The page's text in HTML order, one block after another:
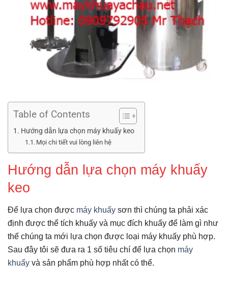
Table of Contents
Hướng dẫn lựa chọn máy khuấy keo
Mọi chi tiết vui lòng liên hệ
Hướng dẫn lựa chọn máy khuấy
keo
Để lựa chọn được máy khuấy sơn thì chúng ta phải xác
định được thể tích khuấy và mục đích khuấy để làm gì như
thế chúng ta mới lựa chọn được loại máy khuấy phù hợp.
Sau đây tôi sẽ đưa ra 1 số tiêu chí để lựa chọn máy
khuấy và sản phẩm phù hợp nhất có thể.